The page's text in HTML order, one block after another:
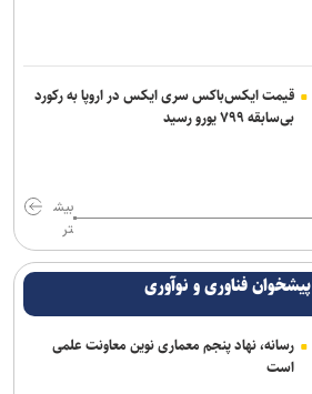
قیمت ایکس‌باکس سری ایکس در اروپا به رکورد
بی‌سابقه ۷۹۹ یورو رسید
بیش
تر
پیشخوان فناوری و نوآوری
رسانه، نهاد پنجم معماری نوین معاونت علمی
است